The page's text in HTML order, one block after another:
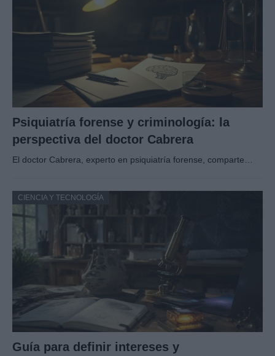
Psiquiatría forense y criminología: la
perspectiva del doctor Cabrera
El doctor Cabrera, experto en psiquiatría forense, comparte…
CIENCIA Y TECNOLOGÍA
Guía para definir intereses y